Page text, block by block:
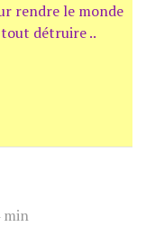
rendre le monde
détruire ..
min